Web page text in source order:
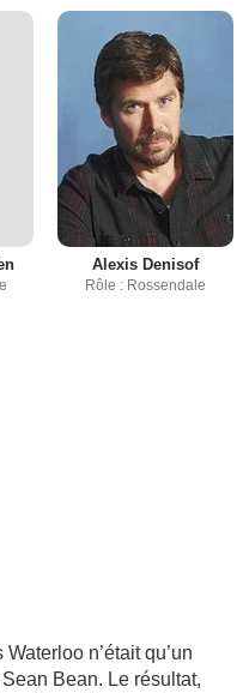
Alexis Denisof
Rôle : Rossendale
n’était qu’un
Bean. Le résultat,